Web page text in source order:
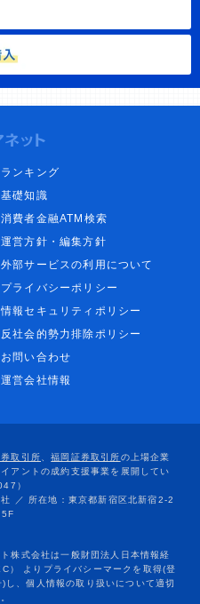
ランキング
基礎知識
消費者金融ATM検索
運営方針・編集方針
外部サービスの利用について
プライバシーポリシー
情報セキュリティポリシー
反社会的勢力排除ポリシー
お問い合わせ
運営会社情報